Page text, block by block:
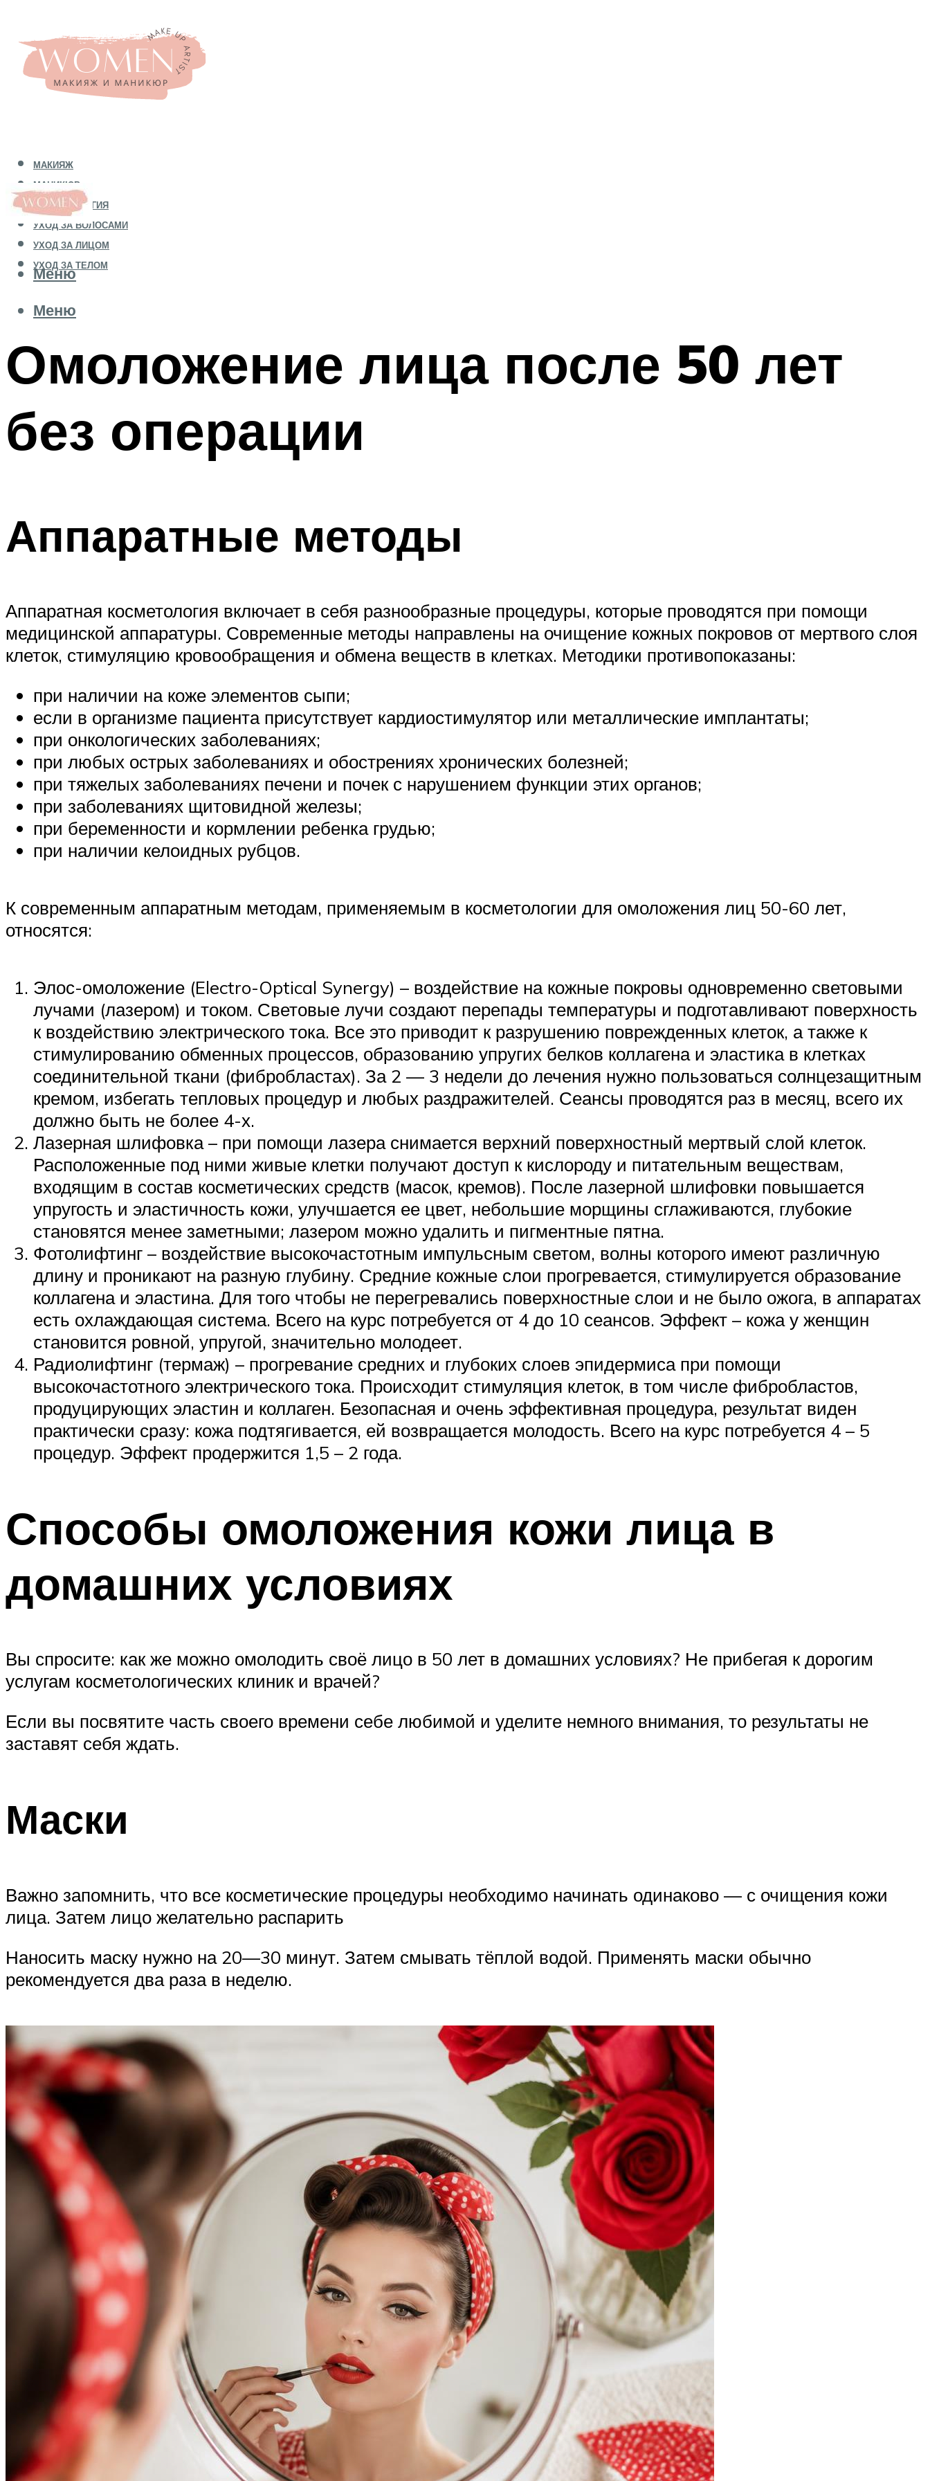
МАКИЯЖ
МАНИКЮР
КОСМЕТОЛОГИЯ
УХОД ЗА ВОЛОСАМИ
УХОД ЗА ЛИЦОМ
УХОД ЗА ТЕЛОМ
Меню
Меню
Омоложение лица после 50 лет
без операции
Аппаратные методы
Аппаратная косметология включает в себя разнообразные процедуры, которые проводятся при помощи
медицинской аппаратуры. Современные методы направлены на очищение кожных покровов от мертвого слоя
клеток, стимуляцию кровообращения и обмена веществ в клетках. Методики противопоказаны:
при наличии на коже элементов сыпи;
если в организме пациента присутствует кардиостимулятор или металлические имплантаты;
при онкологических заболеваниях;
при любых острых заболеваниях и обострениях хронических болезней;
при тяжелых заболеваниях печени и почек с нарушением функции этих органов;
при заболеваниях щитовидной железы;
при беременности и кормлении ребенка грудью;
при наличии келоидных рубцов.
К современным аппаратным методам, применяемым в косметологии для омоложения лиц 50-60 лет,
относятся:
Элос-омоложение (Electro-Optical Synergy) – воздействие на кожные покровы одновременно световыми
лучами (лазером) и током. Световые лучи создают перепады температуры и подготавливают поверхность
к воздействию электрического тока. Все это приводит к разрушению поврежденных клеток, а также к
стимулированию обменных процессов, образованию упругих белков коллагена и эластика в клетках
соединительной ткани (фибробластах). За 2 — 3 недели до лечения нужно пользоваться солнцезащитным
кремом, избегать тепловых процедур и любых раздражителей. Сеансы проводятся раз в месяц, всего их
должно быть не более 4-х.
Лазерная шлифовка – при помощи лазера снимается верхний поверхностный мертвый слой клеток.
Расположенные под ними живые клетки получают доступ к кислороду и питательным веществам,
входящим в состав косметических средств (масок, кремов). После лазерной шлифовки повышается
упругость и эластичность кожи, улучшается ее цвет, небольшие морщины сглаживаются, глубокие
становятся менее заметными; лазером можно удалить и пигментные пятна.
Фотолифтинг – воздействие высокочастотным импульсным светом, волны которого имеют различную
длину и проникают на разную глубину. Средние кожные слои прогревается, стимулируется образование
коллагена и эластина. Для того чтобы не перегревались поверхностные слои и не было ожога, в аппаратах
есть охлаждающая система. Всего на курс потребуется от 4 до 10 сеансов. Эффект – кожа у женщин
становится ровной, упругой, значительно молодеет.
Радиолифтинг (термаж) – прогревание средних и глубоких слоев эпидермиса при помощи
высокочастотного электрического тока. Происходит стимуляция клеток, в том числе фибробластов,
продуцирующих эластин и коллаген. Безопасная и очень эффективная процедура, результат виден
практически сразу: кожа подтягивается, ей возвращается молодость. Всего на курс потребуется 4 – 5
процедур. Эффект продержится 1,5 – 2 года.
Способы омоложения кожи лица в
домашних условиях
Вы спросите: как же можно омолодить своё лицо в 50 лет в домашних условиях? Не прибегая к дорогим
услугам косметологических клиник и врачей?
Если вы посвятите часть своего времени себе любимой и уделите немного внимания, то результаты не
заставят себя ждать.
Маски
Важно запомнить, что все косметические процедуры необходимо начинать одинаково — с очищения кожи
лица. Затем лицо желательно распарить
Наносить маску нужно на 20—30 минут. Затем смывать тёплой водой. Применять маски обычно
рекомендуется два раза в неделю.